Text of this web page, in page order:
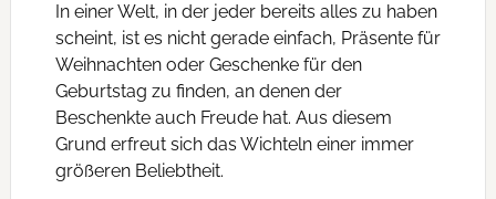
In einer Welt, in der jeder bereits alles zu haben
scheint, ist es nicht gerade einfach, Präsente für
Weihnachten oder Geschenke für den
Geburtstag zu finden, an denen der
Beschenkte auch Freude hat. Aus diesem
Grund erfreut sich das Wichteln einer immer
größeren Beliebtheit.